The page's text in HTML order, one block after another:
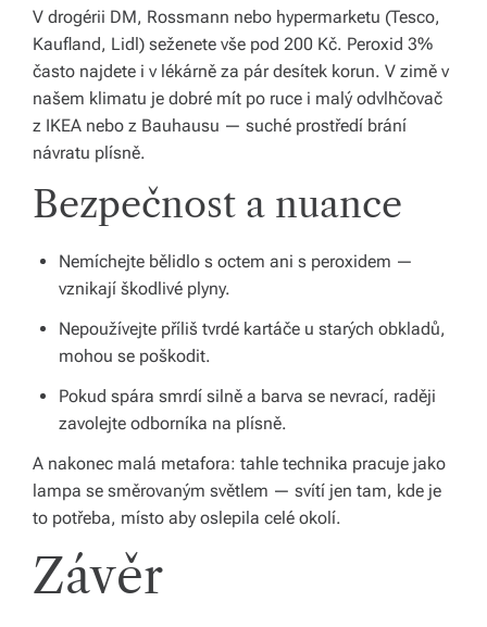
V drogérii DM, Rossmann nebo hypermarketu (Tesco,
Kaufland, Lidl) seženete vše pod 200 Kč. Peroxid 3%
často najdete i v lékárně za pár desítek korun. V zimě v
našem klimatu je dobré mít po ruce i malý odvlhčovač
z IKEA nebo z Bauhausu — suché prostředí brání
návratu plísně.
Bezpečnost a nuance
Nemíchejte bělidlo s octem ani s peroxidem —
vznikají škodlivé plyny.
Nepoužívejte příliš tvrdé kartáče u starých obkladů,
mohou se poškodit.
Pokud spára smrdí silně a barva se nevrací, raději
zavolejte odborníka na plísně.
A nakonec malá metafora: tahle technika pracuje jako
lampa se směrovaným světlem — svítí jen tam, kde je
to potřeba, místo aby oslepila celé okolí.
Závěr